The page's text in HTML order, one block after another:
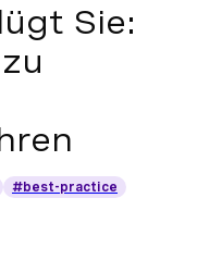
Sie:
#best-practice